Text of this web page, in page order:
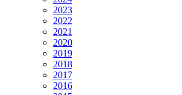
2023
2022
2021
2020
2019
2018
2017
2016